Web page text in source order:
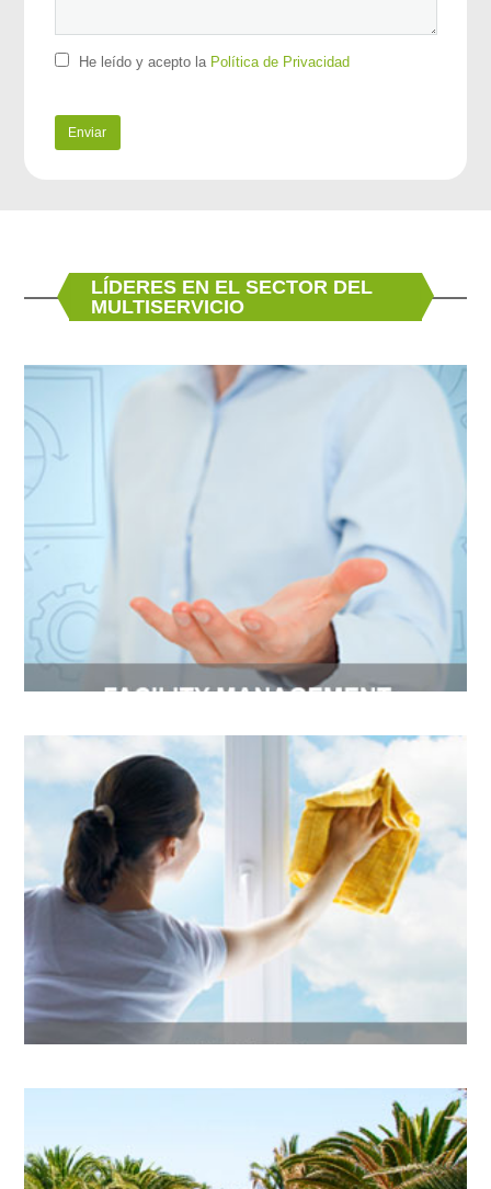
He leído y acepto la Política de Privacidad
LÍDERES EN EL SECTOR DEL
MULTISERVICIO